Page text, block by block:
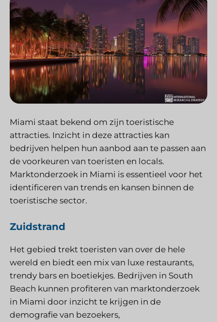
Miami staat bekend om zijn toeristische
attracties. Inzicht in deze attracties kan
bedrijven helpen hun aanbod aan te passen aan
de voorkeuren van toeristen en locals.
Marktonderzoek in Miami is essentieel voor het
identificeren van trends en kansen binnen de
toeristische sector.
Zuidstrand
Het gebied trekt toeristen van over de hele
wereld en biedt een mix van luxe restaurants,
trendy bars en boetiekjes. Bedrijven in South
Beach kunnen profiteren van marktonderzoek
in Miami door inzicht te krijgen in de
demografie van bezoekers,